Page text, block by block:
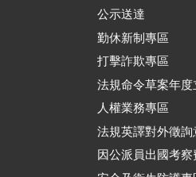
公示送達
勤休新制專區
打擊詐欺專區
法規命令草案年度
人權業務專區
法規英譯對外徵詢
因公派員出國考